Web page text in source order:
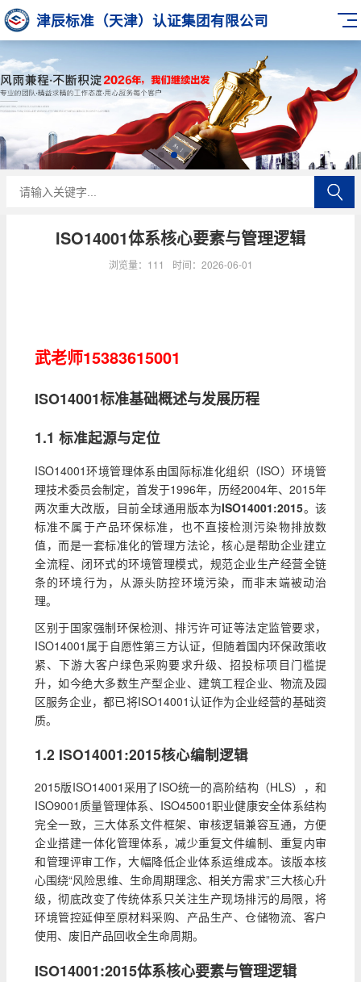
津辰标准（天津）认证集团有限公司
​ISO14001体系核心要素与管理逻辑
浏览量：111 时间：2026-06-01
武老师15383615001
ISO14001标准基础概述与发展历程
1.1 标准起源与定位
ISO14001环境管理体系由国际标准化组织（ISO）环境管
理技术委员会制定，首发于1996年，历经2004年、2015年
两次重大改版，目前全球通用版本为ISO14001:2015。该
标准不属于产品环保标准，也不直接检测污染物排放数
值，而是一套标准化的管理方法论，核心是帮助企业建立
全流程、闭环式的环境管理模式，规范企业生产经营全链
条的环境行为，从源头防控环境污染，而非末端被动治
理。
区别于国家强制环保检测、排污许可证等法定监管要求，
ISO14001属于自愿性第三方认证，但随着国内环保政策收
紧、下游大客户绿色采购要求升级、招投标项目门槛提
升，如今绝大多数生产型企业、建筑工程企业、物流及园
区服务企业，都已将ISO14001认证作为企业经营的基础资
质。
1.2 ISO14001:2015核心编制逻辑
2015版ISO14001采用了ISO统一的高阶结构（HLS），和
ISO9001质量管理体系、ISO45001职业健康安全体系结构
完全一致，三大体系文件框架、审核逻辑兼容互通，方便
企业搭建一体化管理体系，减少重复文件编制、重复内审
和管理评审工作，大幅降低企业体系运维成本。该版本核
心围绕“风险思维、生命周期理念、相关方需求”三大核心升
级，彻底改变了传统体系只关注生产现场排污的局限，将
环境管控延伸至原材料采购、产品生产、仓储物流、客户
使用、废旧产品回收全生命周期。
ISO14001:2015体系核心要素与管理逻辑